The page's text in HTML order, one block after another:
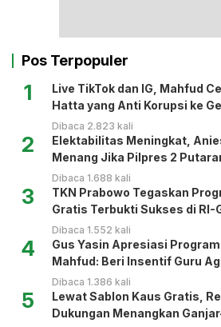
Pos Terpopuler
1
Live TikTok dan IG, Mahfud
Hatta yang Anti Korupsi ke
Dibaca 2.823 kali
2
Elektabilitas Meningkat,
Menang Jika Pilpres 2
Dibaca 1.688 kali
3
TKN Prabowo Tegaskan
Gratis Terbukti Sukses di RI-
Dibaca 1.552 kali
4
Gus Yasin Apresiasi
Mahfud: Beri Insentif Guru
Dibaca 1.386 kali
5
Lewat Sablon Kaus Gratis,
Dukungan Menangkan